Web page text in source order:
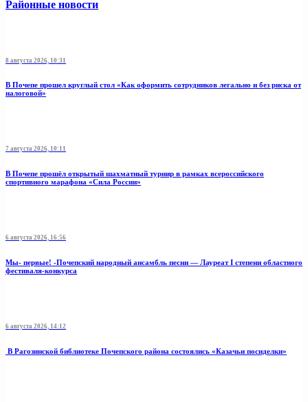
Районные новости
8 августа 2026, 10:31
В Почепе прошел круглый стол «Как оформить сотрудников легально и без риска от
налоговой»
7 августа 2026, 10:11
В Почепе прошёл открытый шахматный турнир в рамках всероссийского
спортивного марафона «Сила России»
6 августа 2026, 16:56
Мы- первые! -Почепский народный ансамбль песни — Лауреат I степени областного
фестиваля-конкурса
6 августа 2026, 14:12
В Рагозинской библиотеке Почепского района состоялись «Казачьи посиделки»